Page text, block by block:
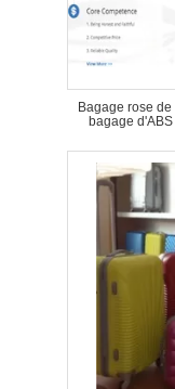
Bagage rose
bagage